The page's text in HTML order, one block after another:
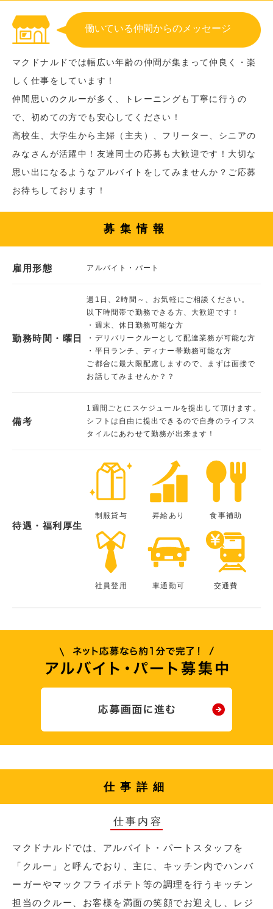
働いている仲間からのメッセージ
マクドナルドでは幅広い年齢の仲間が集まって仲良く・楽
しく仕事をしています！
仲間思いのクルーが多く、トレーニングも丁寧に行うの
で、初めての方でも安心してください！
高校生、大学生から主婦（主夫）、フリーター、シニアの
みなさんが活躍中！友達同士の応募も大歓迎です！大切な
思い出になるようなアルバイトをしてみませんか？ご応募
お待ちしております！
募集情報
雇用形態 アルバイト・パート
勤務時間・曜日
週1日、2時間～、お気軽にご相談ください。
以下時間帯で勤務できる方、大歓迎です！
・週末、休日勤務可能な方
・デリバリークルーとして配達業務が可能な方
・平日ランチ、ディナー帯勤務可能な方
ご都合に最大限配慮しますので、まずは面接で
お話してみませんか？？
備考
1週間ごとにスケジュールを提出して頂けます。
シフトは自由に提出できるので自身のライフス
タイルにあわせて勤務が出来ます！
待遇・福利厚生
制服貸与 昇給あり 食事補助
社員登用 車通勤可 交通費
仕事詳細
仕事内容
マクドナルドでは、アルバイト・パートスタッフを
「クルー」と呼んでおり、主に、キッチン内でハンバ
ーガーやマックフライポテト等の調理を行うキッチン
担当のクルー、お客様を満面の笑顔でお迎えし、レジ